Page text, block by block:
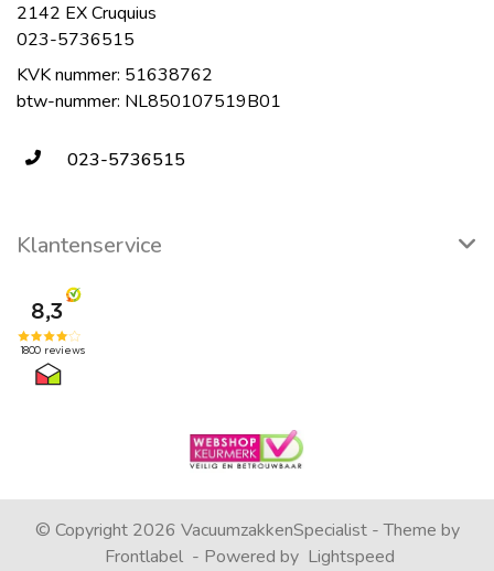
2142 EX Cruquius
023-5736515
KVK nummer: 51638762
btw-nummer: NL850107519B01
023-5736515
Klantenservice
© Copyright 2026 VacuumzakkenSpecialist - Theme by
Frontlabel - Powered by Lightspeed